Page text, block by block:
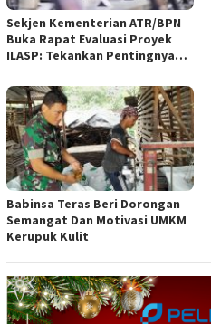
Sekjen Kementerian ATR/BPN
Buka Rapat Evaluasi Proyek
ILASP: Tekankan Pentingnya
Anggaran
Babinsa Teras Beri Dorongan
Semangat Dan Motivasi UMKM
Kerupuk Kulit